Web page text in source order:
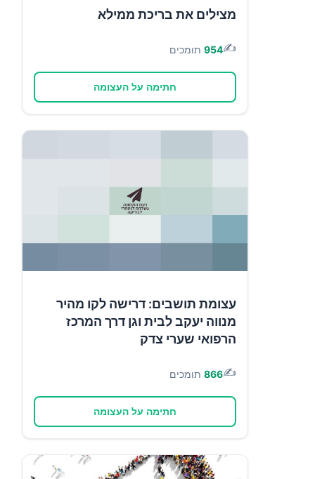
מצילים את בריכת ממילא
✍️
954 תומכים
חתימה על העצומה
עצומת תושבים: דרישה לקו מהיר
מנווה יעקב לבית וגן דרך המרכז
הרפואי שערי צדק
✍️
866 תומכים
חתימה על העצומה